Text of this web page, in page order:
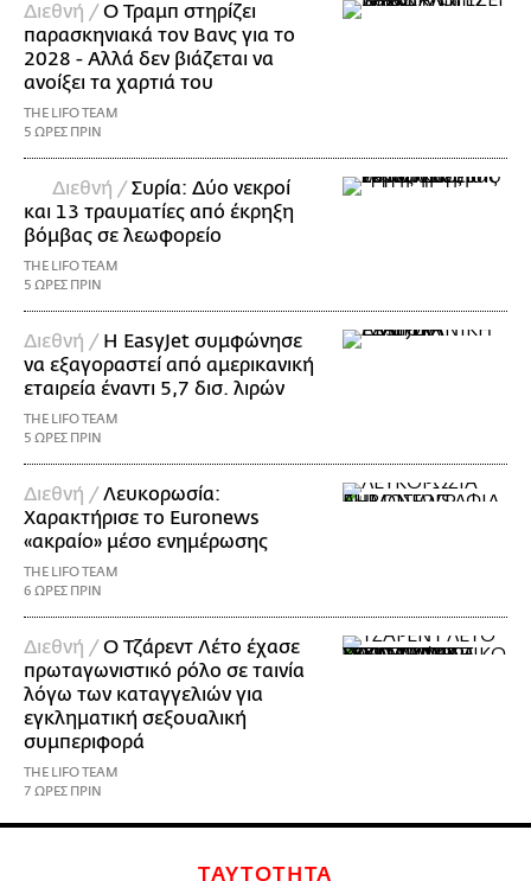
Διεθνή /Ο Τραμπ στηρίζει
παρασκηνιακά τον Βανς για το
2028 - Αλλά δεν βιάζεται να
ανοίξει τα χαρτιά του
THE LIFO TEAM
5 ΩΡΕΣ ΠΡΙΝ
Διεθνή /Συρία: Δύο νεκροί
και 13 τραυματίες από έκρηξη
βόμβας σε λεωφορείο
THE LIFO TEAM
5 ΩΡΕΣ ΠΡΙΝ
Διεθνή / Η EasyJet συμφώνησε
να εξαγοραστεί από αμερικανική
εταιρεία έναντι 5,7 δισ. λιρών
THE LIFO TEAM
5 ΩΡΕΣ ΠΡΙΝ
Διεθνή /Λευκορωσία:
Χαρακτήρισε το Euronews
«ακραίο» μέσο ενημέρωσης
THE LIFO TEAM
6 ΩΡΕΣ ΠΡΙΝ
Διεθνή /Ο Τζάρεντ Λέτο έχασε
πρωταγωνιστικό ρόλο σε ταινία
λόγω των καταγγελιών για
εγκληματική σεξουαλική
συμπεριφορά
THE LIFO TEAM
7 ΩΡΕΣ ΠΡΙΝ
ΤΑΥΤΟΤΗΤΑ